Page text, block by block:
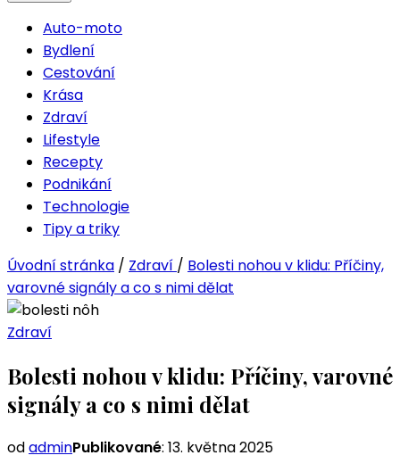
Auto-moto
Bydlení
Cestování
Krása
Zdraví
Lifestyle
Recepty
Podnikání
Technologie
Tipy a triky
Úvodní stránka / Zdraví / Bolesti nohou v klidu: Příčiny,
varovné signály a co s nimi dělat
Zdraví
Bolesti nohou v klidu: Příčiny, varovné
signály a co s nimi dělat
odadminPublikované: 13. května 2025